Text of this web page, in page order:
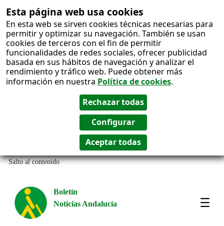
Esta página web usa cookies
En esta web se sirven cookies técnicas necesarias para
permitir y optimizar su navegación. También se usan
cookies de terceros con el fin de permitir
funcionalidades de redes sociales, ofrecer publicidad
basada en sus hábitos de navegación y analizar el
rendimiento y tráfico web. Puede obtener más
información en nuestra Política de cookies.
Salto al contenido
Boletín
Noticias Andalucía